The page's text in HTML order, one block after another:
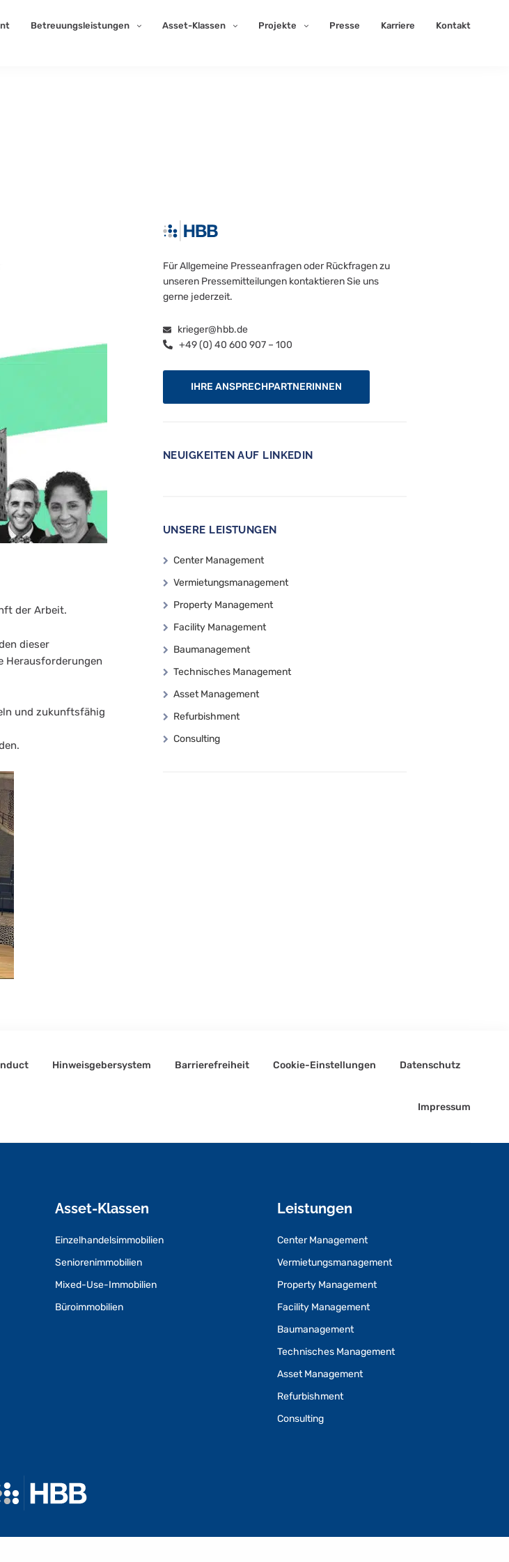
Betreuungsleistungen Asset-Klassen Projekte Presse Karriere Kontakt
der Arbeit.
dieser
Herausforderungen
und zukunftsfähig
Für Allgemeine Presseanfragen oder Rückfragen zu
unseren Pressemitteilungen kontaktieren Sie uns
gerne jederzeit.
krieger@hbb.de
+49 (0) 40 600 907 – 100
IHRE ANSPRECHPARTNERINNEN
NEUIGKEITEN AUF LINKEDIN
UNSERE LEISTUNGEN
Center Management
Vermietungsmanagement
Property Management
Facility Management
Baumanagement
Technisches Management
Asset Management
Refurbishment
Consulting
Hinweisgebersystem Barrierefreiheit Cookie-Einstellungen Datenschutz
Impressum
Asset-Klassen
Einzelhandelsimmobilien
Seniorenimmobilien
Mixed-Use-Immobilien
Büroimmobilien
Leistungen
Center Management
Vermietungsmanagement
Property Management
Facility Management
Baumanagement
Technisches Management
Asset Management
Refurbishment
Consulting